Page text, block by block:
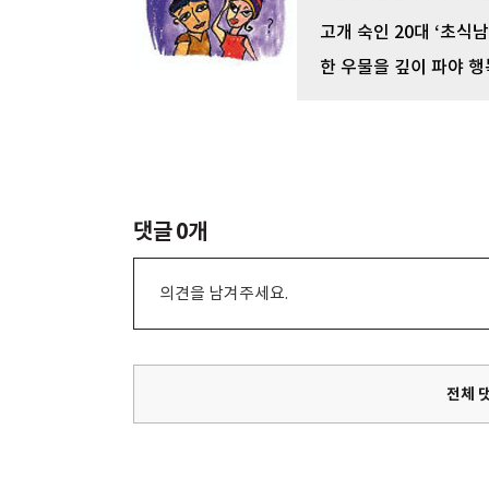
고개 숙인 20대 ‘초식남
한 우물을 깊이 파야 행
댓글0개
의견을 남겨주세요.
전체